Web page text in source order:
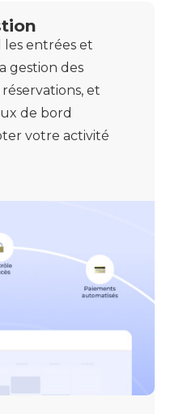
les entrées et
gestion des
et
de bord
votre activité